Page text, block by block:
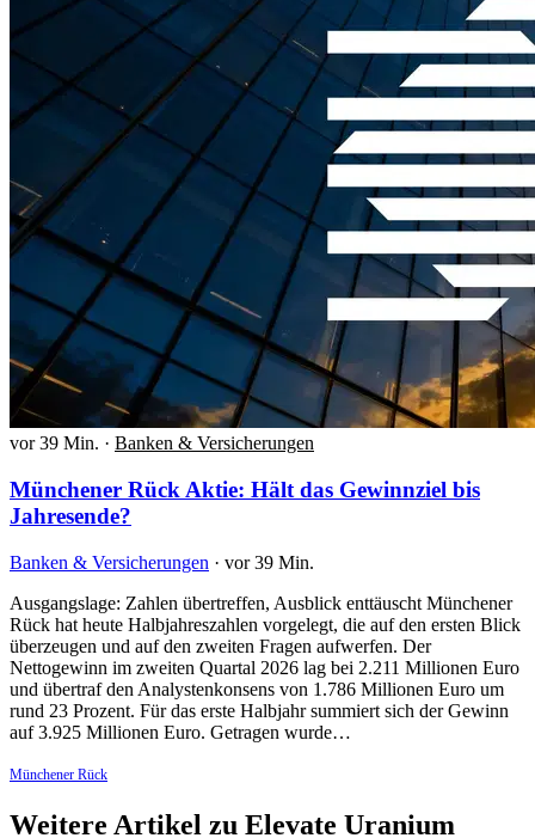
vor 39 Min. · Banken & Versicherungen
Münchener Rück Aktie: Hält das Gewinnziel bis
Jahresende?
Banken & Versicherungen · vor 39 Min.
Ausgangslage: Zahlen übertreffen, Ausblick enttäuscht Münchener
Rück hat heute Halbjahreszahlen vorgelegt, die auf den ersten Blick
überzeugen und auf den zweiten Fragen aufwerfen. Der
Nettogewinn im zweiten Quartal 2026 lag bei 2.211 Millionen Euro
und übertraf den Analystenkonsens von 1.786 Millionen Euro um
rund 23 Prozent. Für das erste Halbjahr summiert sich der Gewinn
auf 3.925 Millionen Euro. Getragen wurde…
Münchener Rück
Weitere Artikel zu Elevate Uranium